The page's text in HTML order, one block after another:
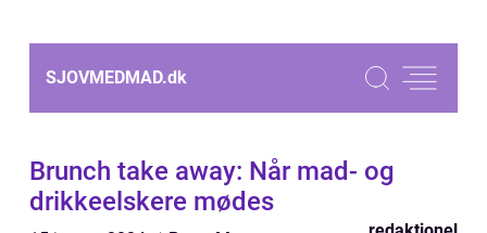
SJOVMEDMAD.dk
Brunch take away: Når mad- og
drikkeelskere mødes